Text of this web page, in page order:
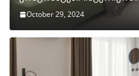
October 29, 2024